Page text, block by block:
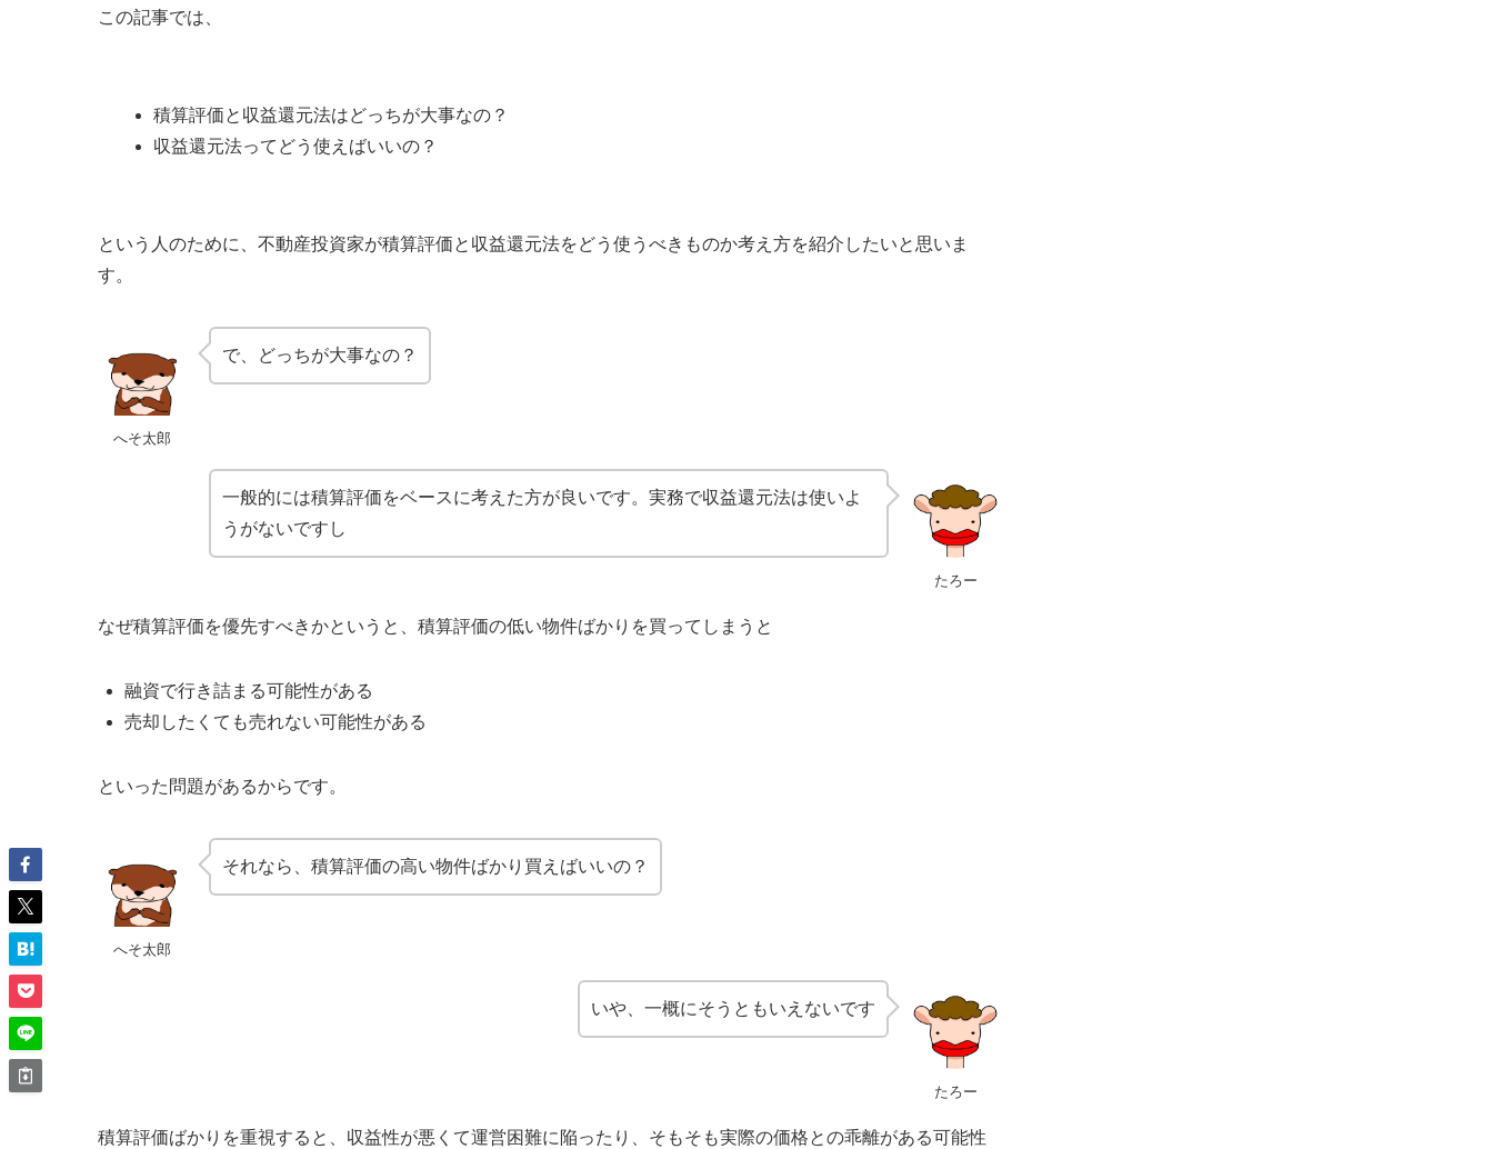
この記事では、
積算評価と収益還元法はどっちが大事なの？
収益還元法ってどう使えばいいの？
という人のために、不動産投資家が積算評価と収益還元法をどう使うべきものか考え方を紹介したいと思いま
す。
へそ太郎
で、どっちが大事なの？
たろー
一般的には積算評価をベースに考えた方が良いです。実務で収益還元法は使いよ
うがないですし
なぜ積算評価を優先すべきかというと、積算評価の低い物件ばかりを買ってしまうと
融資で行き詰まる可能性がある
売却したくても売れない可能性がある
といった問題があるからです。
へそ太郎
それなら、積算評価の高い物件ばかり買えばいいの？
たろー
いや、一概にそうともいえないです
積算評価ばかりを重視すると、収益性が悪くて運営困難に陥ったり、そもそも実際の価格との乖離がある可能性